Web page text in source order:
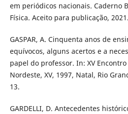
em periódicos nacionais. Caderno
Física. Aceito para publicação, 2021.
GASPAR, A. Cinquenta anos de
equívocos, alguns acertos e a
papel do professor. In: XV
Nordeste, XV, 1997, Natal, Rio
13.
GARDELLI, D. Antecedentes